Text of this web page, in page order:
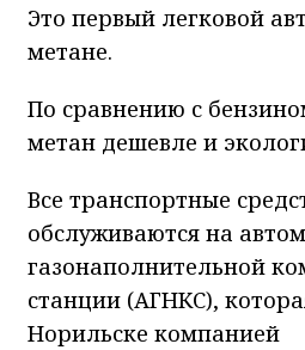
Это первый легковой
метане.
По сравнению с
метан дешевле и
Все транспортные
обслуживаются на
газонаполнительной
станции (АГНКС),
Норильске компанией